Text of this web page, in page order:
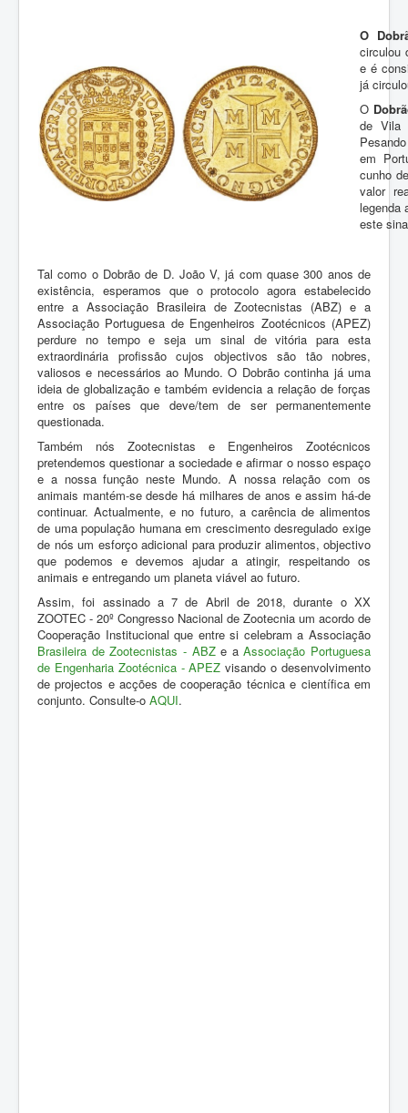
O
circulou
e é
já
O
de Vila
em
cunho
valor
legenda
este
Tal como o Dobrão de D. João V, já com quase 300 anos de
existência, esperamos que o protocolo agora estabelecido
entre a Associação Brasileira de Zootecnistas (ABZ) e a
Associação Portuguesa de Engenheiros Zootécnicos (APEZ)
perdure no tempo e seja um sinal de vitória para esta
extraordinária profissão cujos objectivos são tão nobres,
valiosos e necessários ao Mundo. O Dobrão continha já uma
ideia de globalização e também evidencia a relação de forças
entre os países que deve/tem de ser permanentemente
questionada.
Também nós Zootecnistas e Engenheiros Zootécnicos
pretendemos questionar a sociedade e afirmar o nosso espaço
e a nossa função neste Mundo. A nossa relação com os
animais mantém-se desde há milhares de anos e assim há-de
continuar. Actualmente, e no futuro, a carência de alimentos
de uma população humana em crescimento desregulado exige
de nós um esforço adicional para produzir alimentos, objectivo
que podemos e devemos ajudar a atingir, respeitando os
animais e entregando um planeta viável ao futuro.
Assim, foi assinado a 7 de Abril de 2018, durante o XX
ZOOTEC - 20º Congresso Nacional de Zootecnia um acordo de
Cooperação Institucional que entre si celebram a Associação
Brasileira de Zootecnistas - ABZe aAssociação Portuguesa
de Engenharia Zootécnica - APEZ visando o desenvolvimento
de projectos e acções de cooperação técnica e científica em
conjunto. Consulte-o AQUI.